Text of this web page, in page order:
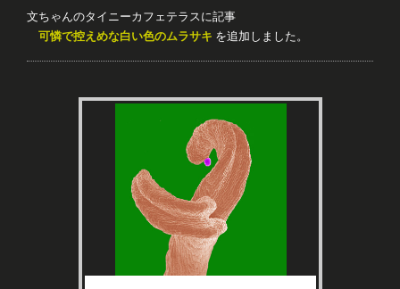
文ちゃんのタイニーカフェテラスに記事
可憐で控えめな白い色のムラサキ を追加しました。